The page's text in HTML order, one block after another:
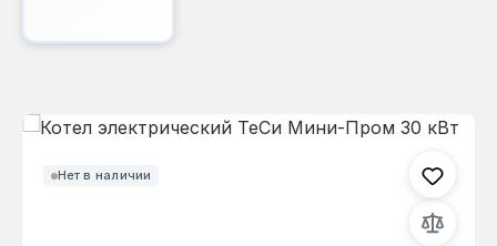
Нет в наличии
Пропустить галерею изображений